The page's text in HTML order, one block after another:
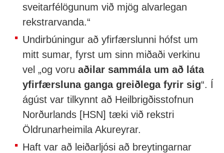
sveitarfélögunum við mjög alvarlegan
rekstrarvanda.“
Undirbúningur að yfirfærslunni hófst um
mitt sumar, fyrst um sinn miðaði verkinu
vel „og voru aðilar sammála um að láta
yfirfærsluna ganga greiðlega fyrir sig“. Í
ágúst var tilkynnt að Heilbrigðisstofnun
Norðurlands [HSN] tæki við rekstri
Öldrunarheimila Akureyrar.
Haft var að leiðarljósi að breytingarnar